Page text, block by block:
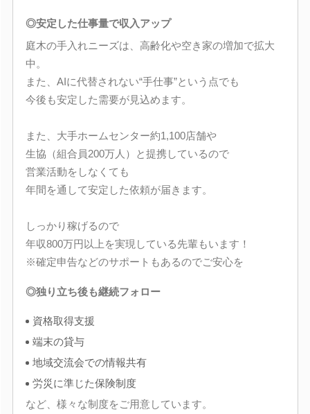
◎安定した仕事量で収入アップ
庭木の手入れニーズは、高齢化や空き家の増加で拡大
中。
また、AIに代替されない“手仕事”という点でも
今後も安定した需要が見込めます。
また、大手ホームセンター約1,100店舗や
生協（組合員200万人）と提携しているので
営業活動をしなくても
年間を通して安定した依頼が届きます。
しっかり稼げるので
年収800万円以上を実現している先輩もいます！
※確定申告などのサポートもあるのでご安心を
◎独り立ち後も継続フォロー
資格取得支援
端末の貸与
地域交流会での情報共有
労災に準じた保険制度
など、様々な制度をご用意しています。